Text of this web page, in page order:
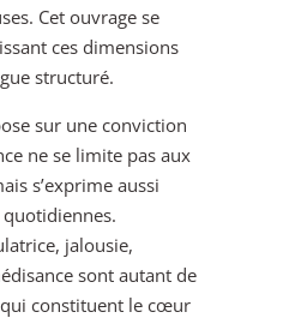
Cet ouvrage se
ces dimensions
structuré.
sur une conviction
ne se limite pas aux
s’exprime aussi
jalousie,
sont autant de
constituent le cœur